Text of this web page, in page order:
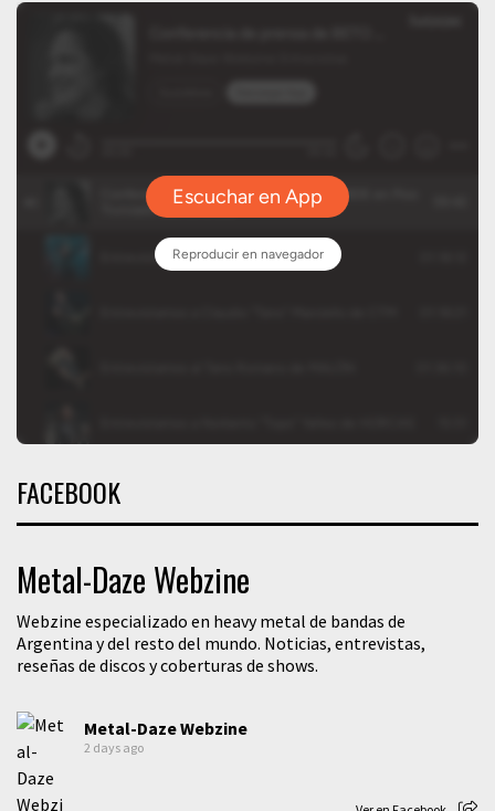
FACEBOOK
Metal-Daze Webzine
Webzine especializado en heavy metal de bandas de
Argentina y del resto del mundo. Noticias, entrevistas,
reseñas de discos y coberturas de shows.
Metal-Daze Webzine
2 days ago